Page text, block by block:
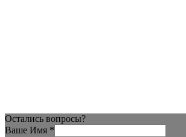
Остались вопросы?
Ваше Имя *